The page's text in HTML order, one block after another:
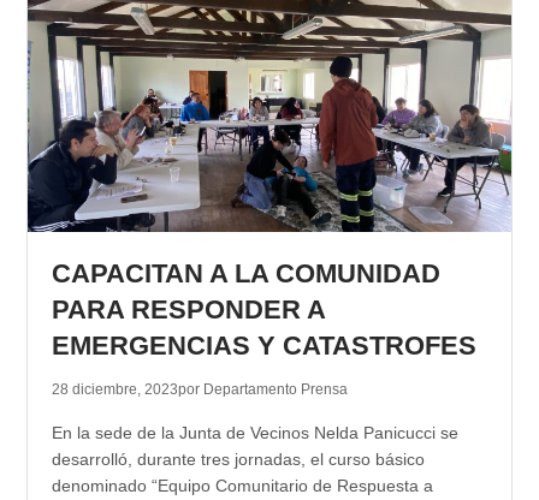
CAPACITAN A LA COMUNIDAD
PARA RESPONDER A
EMERGENCIAS Y CATASTROFES
28 diciembre, 2023por Departamento Prensa
En la sede de la Junta de Vecinos Nelda Panicucci se
desarrolló, durante tres jornadas, el curso básico
denominado “Equipo Comunitario de Respuesta a